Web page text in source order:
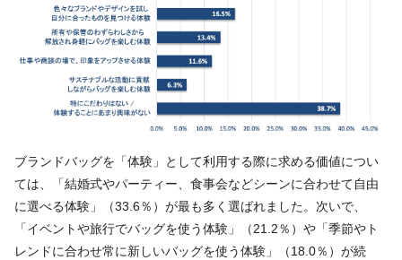
ブランドバッグを「体験」として利用する際に求める価値につい
ては、「結婚式やパーティー、食事会などシーンに合わせて自由
に選べる体験」（33.6％）が最も多く選ばれました。次いで、
「イベントや旅行でバッグを使う体験」（21.2％）や「季節やト
レンドに合わせ常に新しいバッグを使う体験」（18.0％）が続